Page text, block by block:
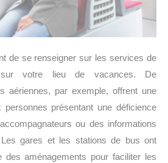
de se renseigner sur les services de
sur votre lieu de vacances. De
aériennes, par exemple, offrent une
présentant une déficience
ou des informations
gares et les stations de bus ont
des aménagements pour faciliter les